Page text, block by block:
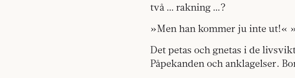
två … rakning …?
»Men han kommer ju inte ut!«
Det petas och gnetas i de
Påpekanden och anklagelser.